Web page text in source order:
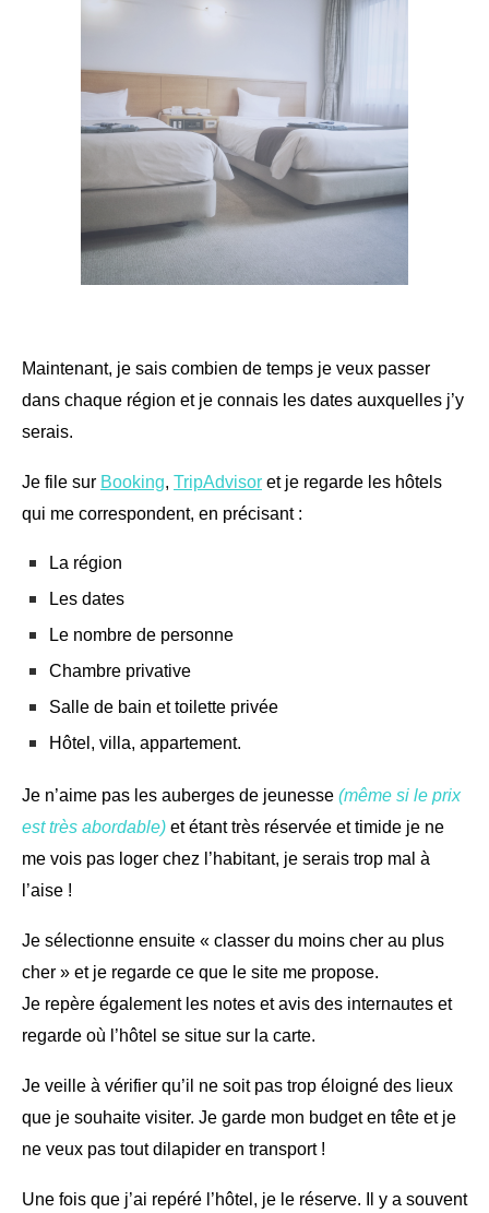
Maintenant, je sais combien de temps je veux passer
dans chaque région et je connais les dates auxquelles j’y
serais.
Je file sur Booking, TripAdvisor et je regarde les hôtels
qui me correspondent, en précisant :
La région
Les dates
Le nombre de personne
Chambre privative
Salle de bain et toilette privée
Hôtel, villa, appartement.
Je n’aime pas les auberges de jeunesse (même si le prix
est très abordable) et étant très réservée et timide je ne
me vois pas loger chez l’habitant, je serais trop mal à
l’aise !
Je sélectionne ensuite « classer du moins cher au plus
cher » et je regarde ce que le site me propose.
Je repère également les notes et avis des internautes et
regarde où l’hôtel se situe sur la carte.
Je veille à vérifier qu’il ne soit pas trop éloigné des lieux
que je souhaite visiter. Je garde mon budget en tête et je
ne veux pas tout dilapider en transport !
Une fois que j’ai repéré l’hôtel, je le réserve. Il y a souvent